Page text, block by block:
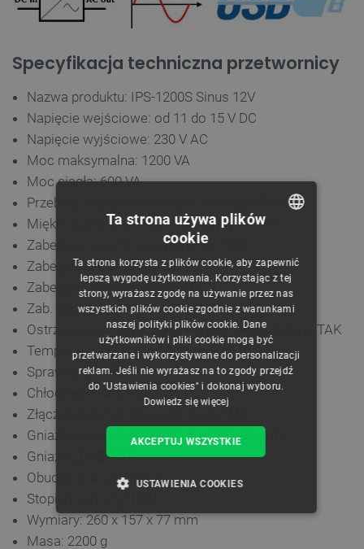
Specyfikacja techniczna przetwornicy
Nazwa produktu: IPS-1200S Sinus 12V
Napięcie wejściowe: od 11 do 15 V DC
Napięcie wyjściowe: 230 V AC
Moc maksymalna: 1200 VA
Moc ciągła: 600 VA
Przebieg napięcia na wyjściu: Sinusoidalny
Miękki rozruch silników indukcyjnych: TAK
Zabezpieczenie przeciążeniowe: TAK
Zabezpieczenie zwarciowe: TAK
Zabezpieczenie termiczne: 80 °C
Zab. nadnapięciowe zasilania: 15 V DC
Ostrzeżenie przed rozładowaniem akumulatora: TAK
Temperatura pracy: od 0 °C do +40 °C
Sprawność: >92 %
Chłodzenie: Aktywne
Złącze zasilania: Złącze śrubowe M6
Gniazdo wyjściowe 230 V: 1 x E (z bolcem)
Gniazdo USB: TAK
Obudowa: Aluminiowa
Stopień ochrony: IP21
Wymiary: 260 x 157 x 77 mm
Masa: 2200 g
CZECH
ENGLISH
GERMAN
Ta strona używa plików
cookie
Ta strona korzysta z plików cookie, aby zapewnić
lepszą wygodę użytkowania. Korzystając z tej
strony, wyrażasz zgodę na używanie przez nas
wszystkich plików cookie zgodnie z warunkami
naszej polityki plików cookie. Dane
użytkowników i pliki cookie mogą być
przetwarzane i wykorzystywane do personalizacji
reklam. Jeśli nie wyrażasz na to zgody przejdź
do "Ustawienia cookies" i dokonaj wyboru.
Dowiedz się więcej
AKCEPTUJ WSZYSTKIE
USTAWIENIA COOKIES
NIEZBĘDNE